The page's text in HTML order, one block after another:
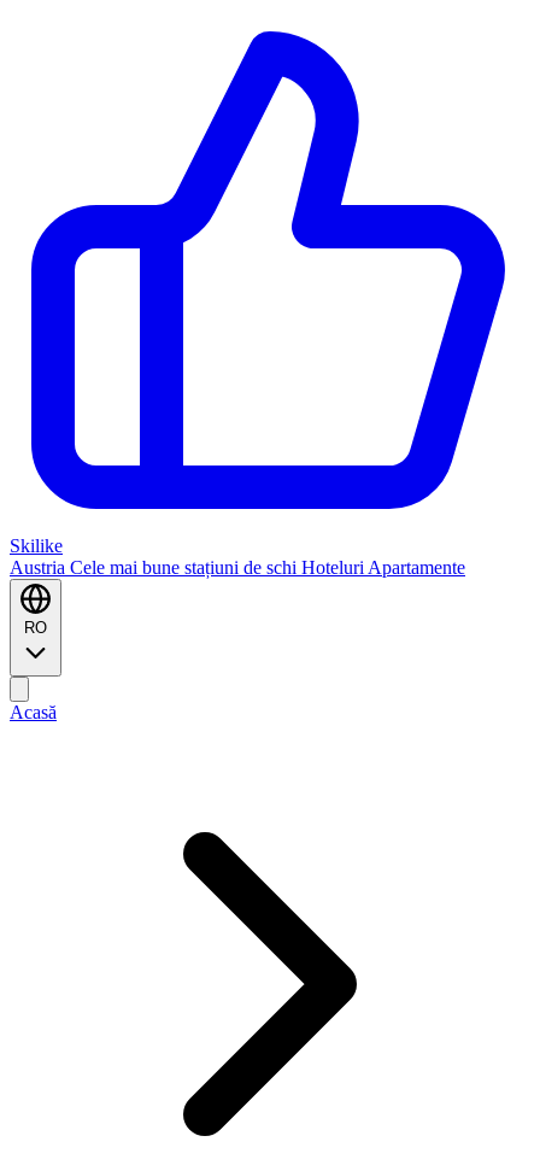
Skilike
Austria Cele mai bune stațiuni de schi Hoteluri Apartamente
RO
Acasă